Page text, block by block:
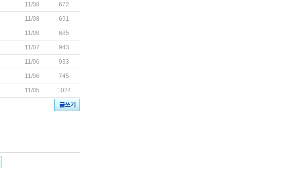
11/08 672
11/08 691
11/08 685
11/07 943
11/06 933
11/06 745
11/05 1024
글쓰기